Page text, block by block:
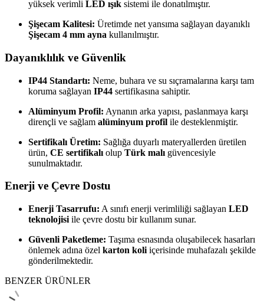
yüksek verimli LED ışık sistemi ile donatılmıştır.
Şişecam Kalitesi: Üretimde net yansıma sağlayan dayanıklı
Şişecam 4 mm ayna kullanılmıştır.
Dayanıklılık ve Güvenlik
IP44 Standartı: Neme, buhara ve su sıçramalarına karşı tam
koruma sağlayan IP44 sertifikasına sahiptir.
Alüminyum Profil: Aynanın arka yapısı, paslanmaya karşı
dirençli ve sağlam alüminyum profil ile desteklenmiştir.
Sertifikalı Üretim: Sağlığa duyarlı materyallerden üretilen
ürün, CE sertifikalı olup Türk malı güvencesiyle
sunulmaktadır.
Enerji ve Çevre Dostu
Enerji Tasarrufu: A sınıfı enerji verimliliği sağlayan LED
teknolojisi ile çevre dostu bir kullanım sunar.
Güvenli Paketleme: Taşıma esnasında oluşabilecek hasarları
önlemek adına özel karton koli içerisinde muhafazalı şekilde
gönderilmektedir.
BENZER ÜRÜNLER